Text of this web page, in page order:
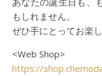
もしれません。
ぜひ手にとってお楽し
<Web Shop>
https://